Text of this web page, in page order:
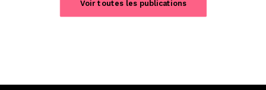
Voir toutes les publications